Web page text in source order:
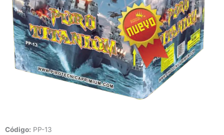
Código: PP-13